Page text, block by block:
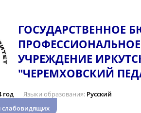
ГОСУДАРСТВЕННОЕ
УЧРЕЖДЕНИЕ
"ЧЕРЕМХОВСКИЙ
год Языки образования Русский
слабовидящих